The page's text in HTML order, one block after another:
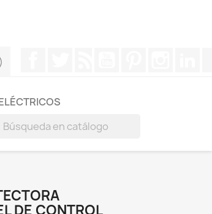
DE CONTROL